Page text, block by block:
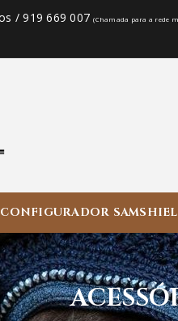
/ 919 669 007(Chamada para a rede
CONFIGURADOR